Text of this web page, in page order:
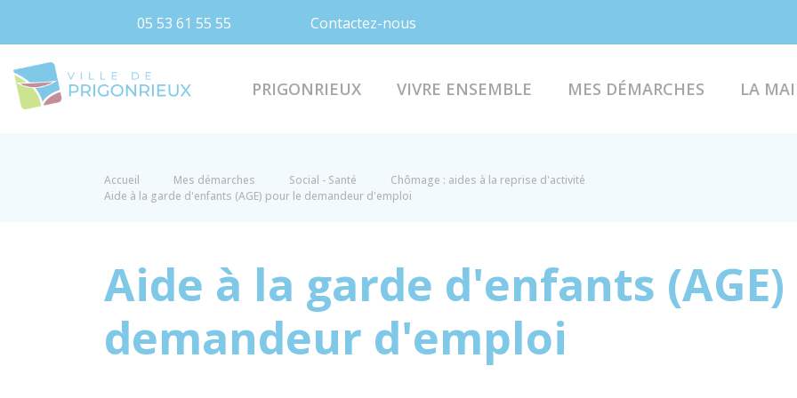
05 53 61 55 55 Contactez-nous
PRIGONRIEUX VIVRE ENSEMBLE MES DÉMARCHES LA
Accueil Mes démarches Social - Santé
Chômage : aides à la reprise d'activité
Aide à la garde d'enfants (AGE) pour le demandeur d'emploi
Aide à la garde d'enfants
demandeur d'emploi